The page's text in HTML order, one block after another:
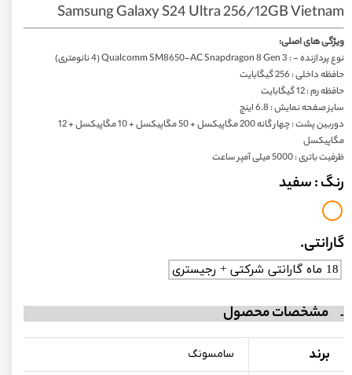
Samsung Galaxy S24 Ultra 256/12GB Vietnam
ویژگی های اصلی:
نوع پردازنده - : Qualcomm SM8650-AC Snapdragon 8 Gen 3 (4 نانومتری)
حافظه داخلی : 256 گیگابایت
حافظه رم : 12 گیگابایت
سایز صفحه نمایش : 6.8 اینچ
دوربین پشت : چهار گانه 200 مگاپیکسل + 50 مگاپیکسل + 10 مگاپیکسل + 12
مگاپیکسل
ظرفیت باتری : 5000 میلی‌ آمپر ساعت
رنگ: سفید
گارانتی.
18 ماه گارانتی شرکتی + رجیستری
مشخصات محصول
برند سامسونگ